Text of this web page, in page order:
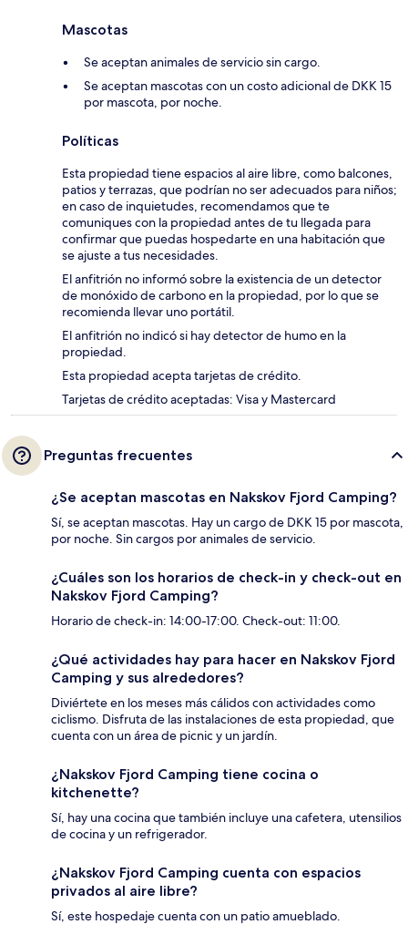
Mascotas
Se aceptan animales de servicio sin cargo.
Se aceptan mascotas con un costo adicional de DKK 15
por mascota, por noche.
Políticas
Esta propiedad tiene espacios al aire libre, como balcones,
patios y terrazas, que podrían no ser adecuados para niños;
en caso de inquietudes, recomendamos que te
comuniques con la propiedad antes de tu llegada para
confirmar que puedas hospedarte en una habitación que
se ajuste a tus necesidades.
El anfitrión no informó sobre la existencia de un detector
de monóxido de carbono en la propiedad, por lo que se
recomienda llevar uno portátil.
El anfitrión no indicó si hay detector de humo en la
propiedad.
Esta propiedad acepta tarjetas de crédito.
Tarjetas de crédito aceptadas: Visa y Mastercard
Preguntas frecuentes
¿Se aceptan mascotas en Nakskov Fjord Camping?
Sí, se aceptan mascotas. Hay un cargo de DKK 15 por mascota,
por noche. Sin cargos por animales de servicio.
¿Cuáles son los horarios de check-in y check-out en
Nakskov Fjord Camping?
Horario de check-in: 14:00-17:00. Check-out: 11:00.
¿Qué actividades hay para hacer en Nakskov Fjord
Camping y sus alrededores?
Diviértete en los meses más cálidos con actividades como
ciclismo. Disfruta de las instalaciones de esta propiedad, que
cuenta con un área de picnic y un jardín.
¿Nakskov Fjord Camping tiene cocina o
kitchenette?
Sí, hay una cocina que también incluye una cafetera, utensilios
de cocina y un refrigerador.
¿Nakskov Fjord Camping cuenta con espacios
privados al aire libre?
Sí, este hospedaje cuenta con un patio amueblado.